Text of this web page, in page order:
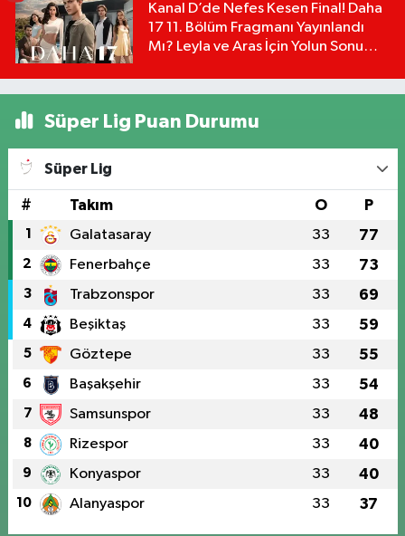
Kanal D’de Nefes Kesen Final! Daha
17 11. Bölüm Fragmanı Yayınlandı
Mı? Leyla ve Aras İçin Yolun Sonu
Süper Lig Puan Durumu
Süper Lig
# Takım O P
1 Galatasaray 33 77
2 Fenerbahçe 33 73
3 Trabzonspor 33 69
4 Beşiktaş 33 59
5 Göztepe 33 55
6 Başakşehir 33 54
7 Samsunspor 33 48
8 Rizespor 33 40
9 Konyaspor 33 40
10 Alanyaspor 33 37